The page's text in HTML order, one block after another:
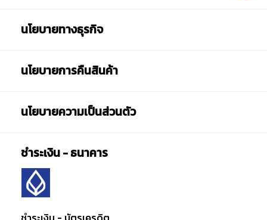
นโยบายทางธุรกิจ
นโยบายการคืนสินค้า
นโยบายความเป็นส่วนตัว
ชำระเงิน - ธนาคาร